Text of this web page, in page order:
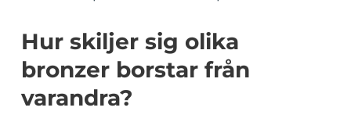
Hur skiljer sig olika
bronzer borstar från
varandra?